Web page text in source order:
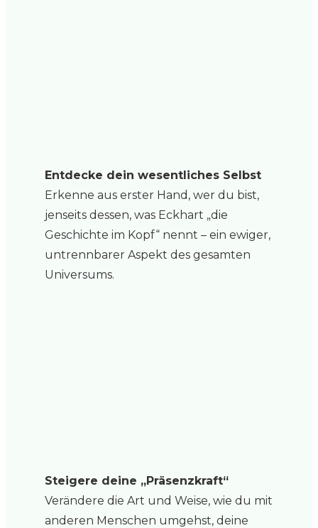
Entdecke dein wesentliches Selbst
Erkenne aus erster Hand, wer du bist,
jenseits dessen, was Eckhart „die
Geschichte im Kopf“ nennt – ein ewiger,
untrennbarer Aspekt des gesamten
Universums.
Steigere deine „Präsenzkraft“
Verändere die Art und Weise, wie du mit
anderen Menschen umgehst, deine